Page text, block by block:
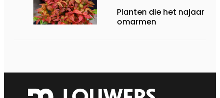
Planten die het najaar
omarmen